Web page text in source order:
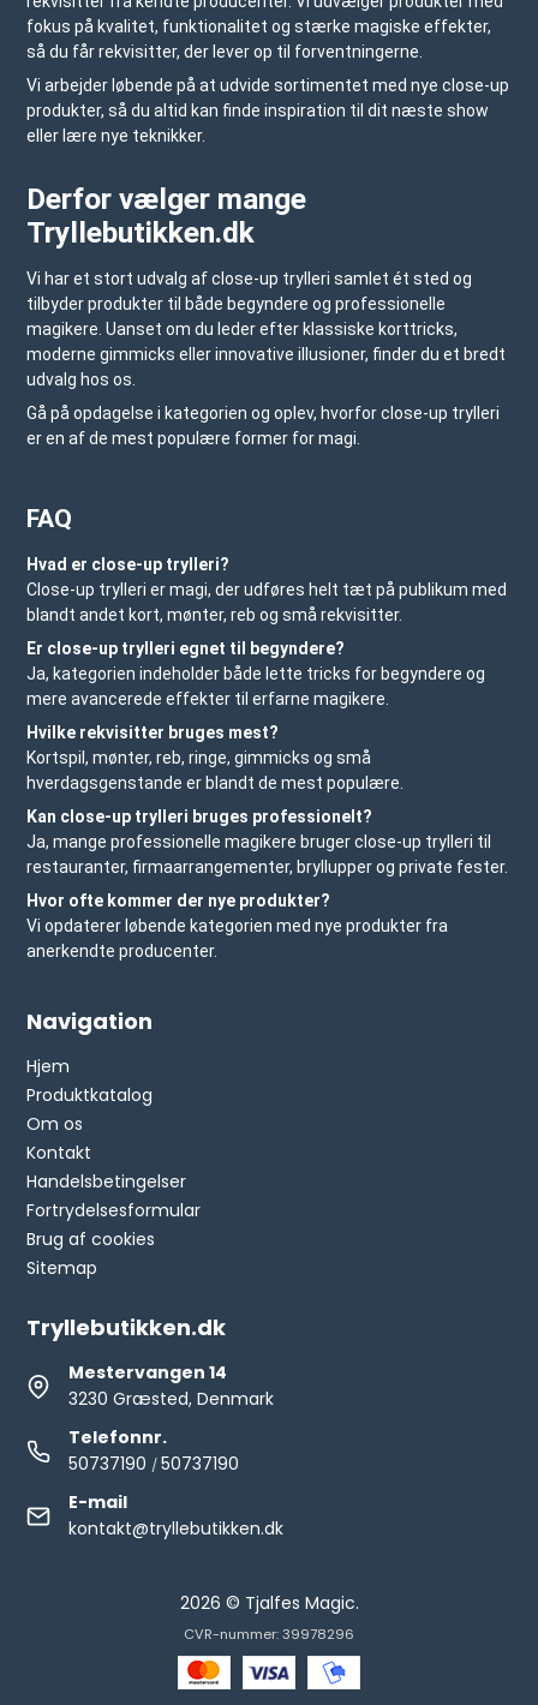
fokus på kvalitet, funktionalitet og stærke magiske effekter,
så du får rekvisitter, der lever op til forventningerne.
Vi arbejder løbende på at udvide sortimentet med nye close-up
produkter, så du altid kan finde inspiration til dit næste show
eller lære nye teknikker.
Derfor vælger mange
Tryllebutikken.dk
Vi har et stort udvalg af close-up trylleri samlet ét sted og
tilbyder produkter til både begyndere og professionelle
magikere. Uanset om du leder efter klassiske korttricks,
moderne gimmicks eller innovative illusioner, finder du et bredt
udvalg hos os.
Gå på opdagelse i kategorien og oplev, hvorfor close-up trylleri
er en af de mest populære former for magi.
FAQ
Hvad er close-up trylleri?
Close-up trylleri er magi, der udføres helt tæt på publikum med
blandt andet kort, mønter, reb og små rekvisitter.
Er close-up trylleri egnet til begyndere?
Ja, kategorien indeholder både lette tricks for begyndere og
mere avancerede effekter til erfarne magikere.
Hvilke rekvisitter bruges mest?
Kortspil, mønter, reb, ringe, gimmicks og små
hverdagsgenstande er blandt de mest populære.
Kan close-up trylleri bruges professionelt?
Ja, mange professionelle magikere bruger close-up trylleri til
restauranter, firmaarrangementer, bryllupper og private fester.
Hvor ofte kommer der nye produkter?
Vi opdaterer løbende kategorien med nye produkter fra
anerkendte producenter.
Navigation
Hjem
Produktkatalog
Om os
Kontakt
Handelsbetingelser
Fortrydelsesformular
Brug af cookies
Sitemap
Tryllebutikken.dk
Mestervangen 14
3230 Græsted, Denmark
Telefonnr.
50737190 /50737190
E-mail
kontakt@tryllebutikken.dk
2026 © Tjalfes Magic.
CVR-nummer: 39978296